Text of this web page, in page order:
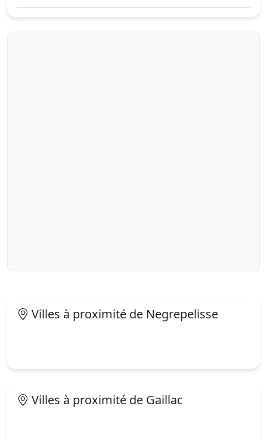
Villes à proximité de Negrepelisse
Villes à proximité de Gaillac